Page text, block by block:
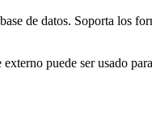
de datos. Soporta los
puede ser usado